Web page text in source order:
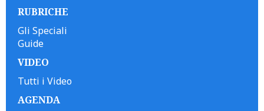
RUBRICHE
Gli Speciali
Guide
VIDEO
Tutti i Video
AGENDA